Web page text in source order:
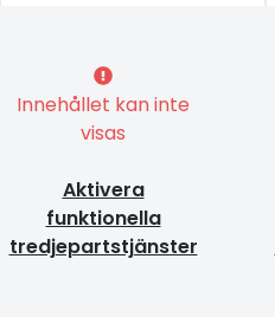
Innehållet kan inte
visas
Aktivera
funktionella
tredjepartstjänster